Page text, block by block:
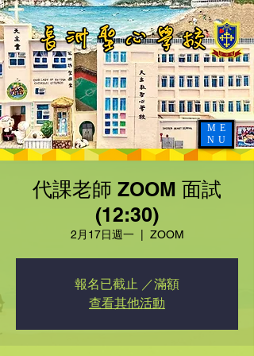
ME
NU
代課老師 ZOOM 面試
(12:30)
2月17日週一
  |
ZOOM
報名已截止 ／滿額
查看其他活動